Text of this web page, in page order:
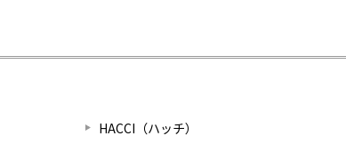
HACCI（ハッチ）